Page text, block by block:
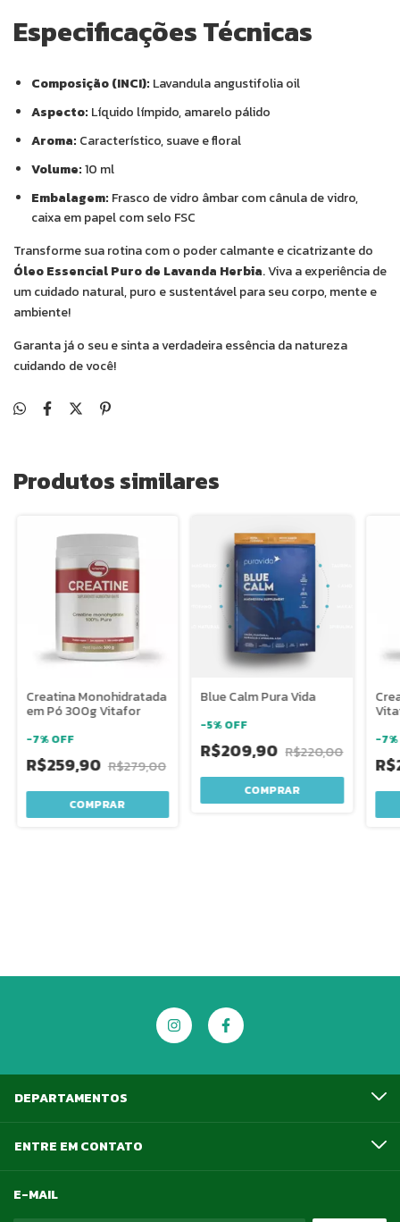
Especificações Técnicas
Composição (INCI): Lavandula angustifolia oil
Aspecto: Líquido límpido, amarelo pálido
Aroma: Característico, suave e floral
Volume:10 ml
Embalagem: Frasco de vidro âmbar com cânula de vidro,
caixa em papel com selo FSC
Transforme sua rotina com o poder calmante e cicatrizante do
Óleo Essencial Puro de Lavanda Herbia. Viva a experiência de
um cuidado natural, puro e sustentável para seu corpo, mente e
ambiente!
Garanta já o seu e sinta a verdadeira essência da natureza
cuidando de você!
Produtos similares
Creatina Monohidratada
em Pó 300g Vitafor
-7%OFF
R$259,90 R$279,00
Blue Calm Pura Vida
-5%OFF
R$209,90 R$220,00
COMPRAR
-7%
DEPARTAMENTOS
ENTRE EM CONTATO
E-MAIL